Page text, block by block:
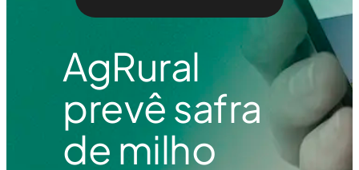
AgRural
prevê safra
de milho